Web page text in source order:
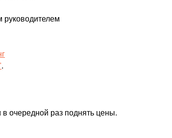
руководителем
.
очередной раз поднять цены.